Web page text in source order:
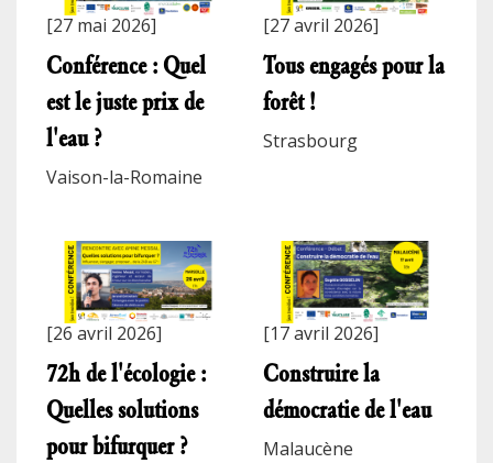
[27 mai 2026]
Conférence : Quel
est le juste prix de
l'eau ?
Vaison-la-Romaine
[27 avril 2026]
Tous engagés pour la
forêt !
Strasbourg
[26 avril 2026]
72h de l'écologie :
Quelles solutions
pour bifurquer ?
[17 avril 2026]
Construire la
démocratie de l'eau
Malaucène